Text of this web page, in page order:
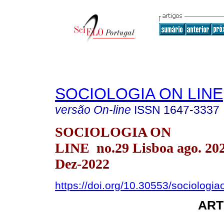
SOCIOLOGIA ON LINE
versão On-line ISSN 1647-3337
SOCIOLOGIA ON
LINE no.29 Lisboa ago.
Dez-2022
https://doi.org/10.30553/